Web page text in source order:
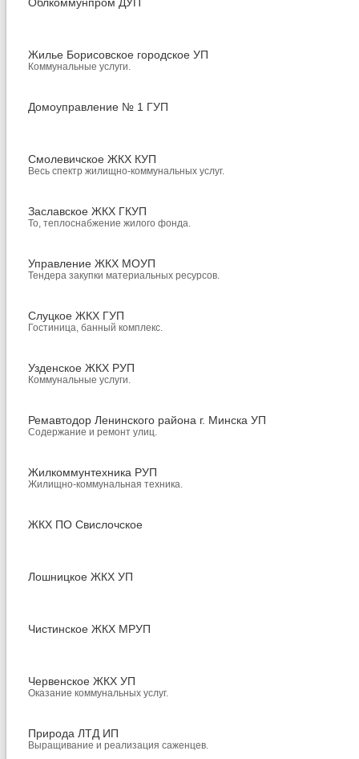
Жилье Борисовское городское УП
Коммунальные услуги.
Домоуправление № 1 ГУП
Смолевичское ЖКХ КУП
Весь спектр жилищно-коммунальных услуг.
Заславское ЖКХ ГКУП
То, теплоснабжение жилого фонда.
Управление ЖКХ МОУП
Тендера закупки материальных ресурсов.
Слуцкое ЖКХ ГУП
Гостиница, банный комплекс.
Узденское ЖКХ РУП
Коммунальные услуги.
Ремавтодор Ленинского района г. Минска УП
Содержание и ремонт улиц.
Жилкоммунтехника РУП
Жилищно-коммунальная техника.
ЖКХ ПО Свислочское
Лошницкое ЖКХ УП
Чистинское ЖКХ МРУП
Червенское ЖКХ УП
Оказание коммунальных услуг.
Природа ЛТД ИП
Выращивание и реализация саженцев.